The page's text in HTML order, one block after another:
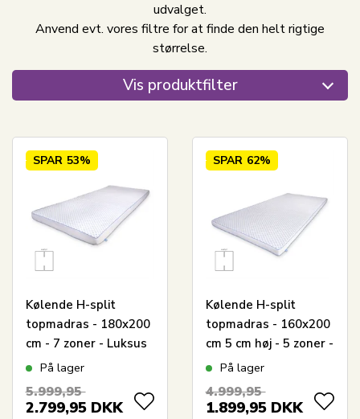
udvalget.
Anvend evt. vores filtre for at finde den helt rigtige
størrelse.
Vis produktfilter
SPAR 53%
Kølende H-split
topmadras - 180x200
cm - 7 zoner - Luksus
memoryskum
SLEEP TECH By Borg
På lager
5.999,95
2.799,95 DKK
SPAR 62%
Kølende H-split
topmadras - 160x200
cm 5 cm høj - 5 zoner -
Memoryskum
TECH by Borg
På lager
4.999,95
1.899,95 DKK